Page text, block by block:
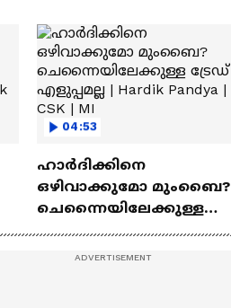
04:53
ഹാർദിക്കിനെ
ഒഴിവാക്കുമോ മുംബൈ?
ചെന്നൈയിലേക്കുള്ള